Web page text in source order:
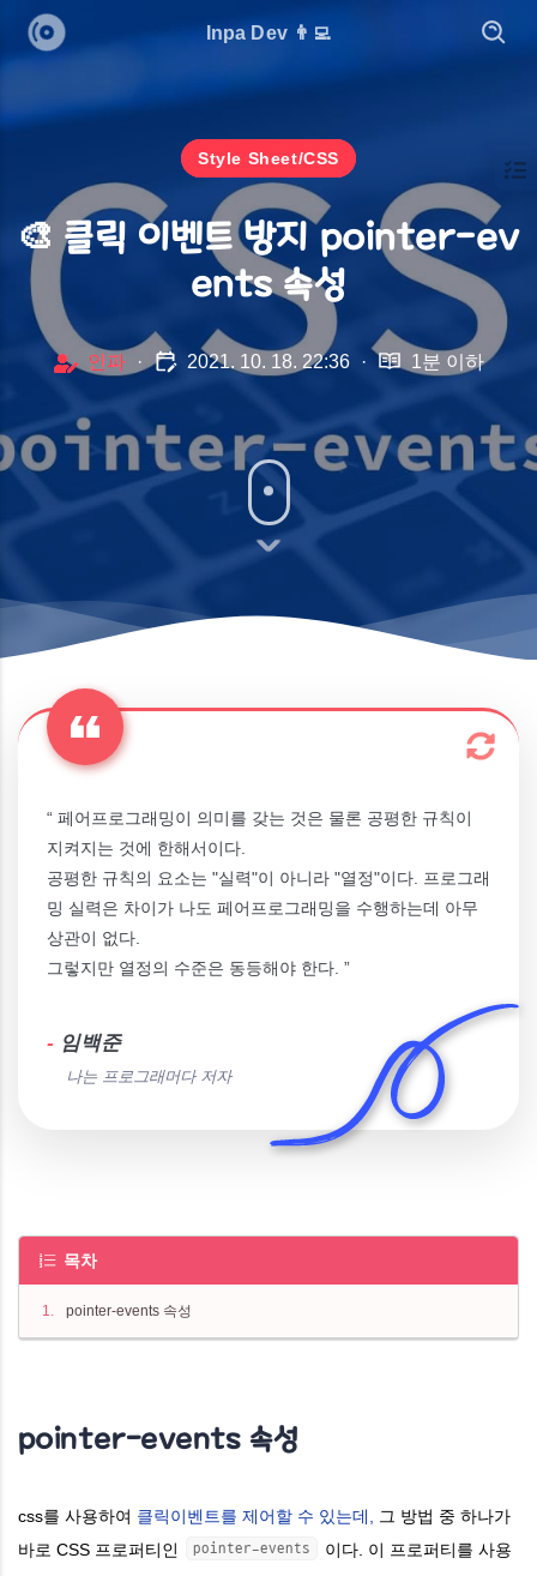
Style Sheet/CSS
🎨 클릭 이벤트 방지 pointer-ev
ents 속성
인파 · 2021. 10. 18. 22:36 · 1분 이하
“ 페어프로그래밍이 의미를 갖는 것은 물론 공평한 규칙이
지켜지는 것에 한해서이다.
공평한 규칙의 요소는 "실력"이 아니라 "열정"이다. 프로그래
밍 실력은 차이가 나도 페어프로그래밍을 수행하는데 아무
상관이 없다.
그렇지만 열정의 수준은 동등해야 한다. ”
- 임백준
나는 프로그래머다 저자
목차
pointer-events 속성
pointer-events 속성
css를 사용하여 클릭이벤트를 제어할 수 있는데,
그 방법 중 하나가
바로 CSS 프로퍼티인
pointer-events 이다. 이 프로퍼티를 사용
Inpa Dev 👨‍💻